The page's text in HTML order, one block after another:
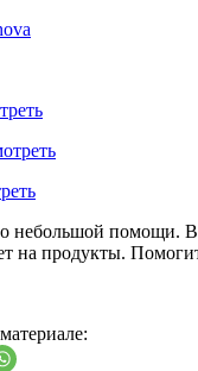
помощи. В
на продукты.